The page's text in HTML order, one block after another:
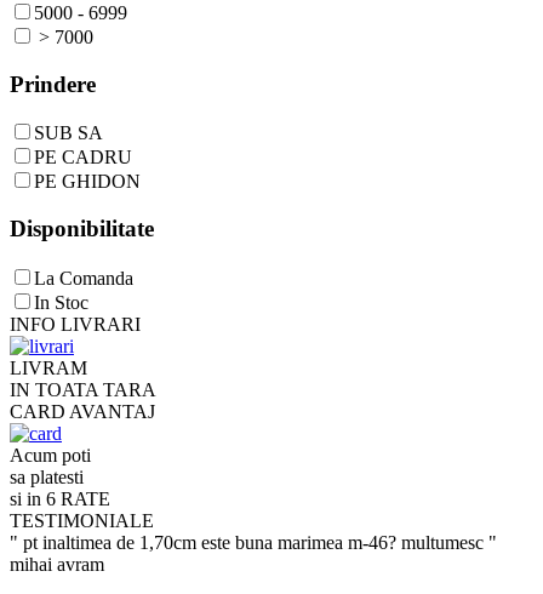
5000 - 6999
> 7000
Prindere
SUB SA
PE CADRU
PE GHIDON
Disponibilitate
La Comanda
In Stoc
INFO LIVRARI
LIVRAM
IN TOATA TARA
CARD AVANTAJ
Acum poti
sa platesti
si in 6 RATE
TESTIMONIALE
" pt inaltimea de 1,70cm este buna marimea m-46? multumesc "
mihai avram